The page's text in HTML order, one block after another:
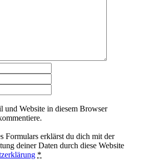
und Website in diesem Browser
Formulars erklärst du dich mit der
deiner Daten durch diese Website
*